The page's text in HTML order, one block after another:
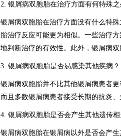
2. 银屑病双胞胎在治疗方面有何特殊之
银屑病双胞胎在治疗方面没有什么特
胎治疗反应可能更为相似。一些治疗
地判断治疗的有效性。此外，银屑病
3. 银屑病双胞胎是否易感染其他疾病？
银屑病双胞胎并不比其他银屑病患者
而且多数银屑病患者接受长期的抗炎
4. 银屑病双胞胎是否会产生其他遗传相
银屑病双胞胎在银屑病以外是否会产